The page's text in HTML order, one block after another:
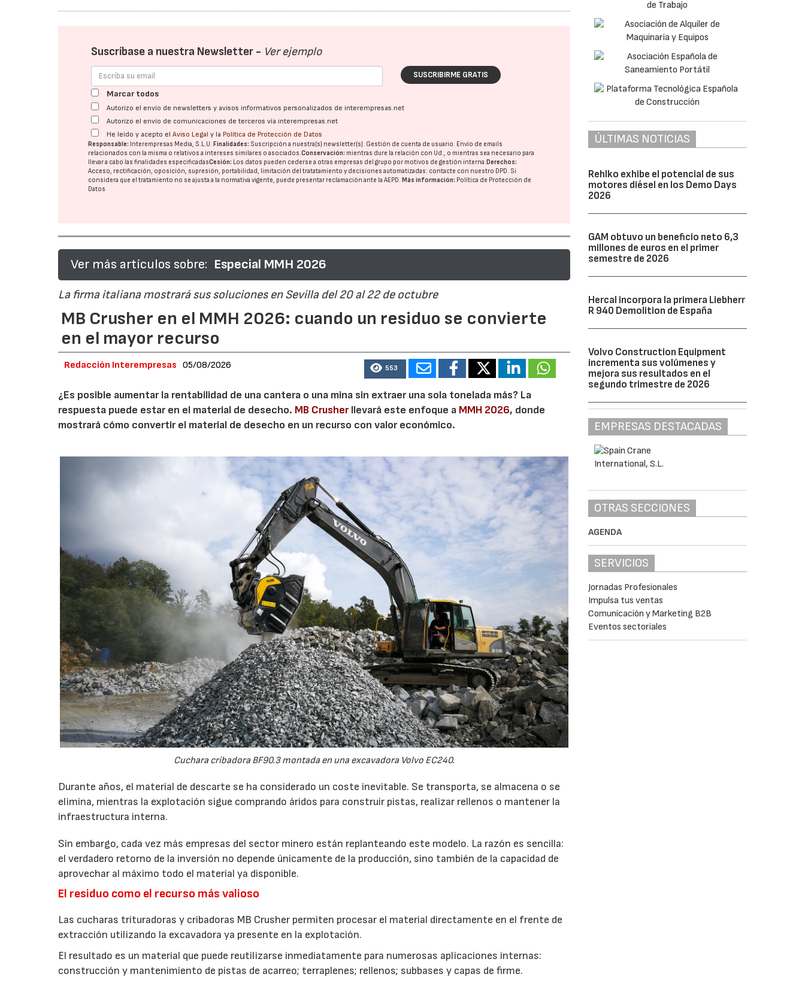
Suscríbase a nuestra Newsletter - Ver ejemplo
SUSCRIBIRME GRATIS
Marcar todos
Autorizo el envío de newsletters y avisos informativos personalizados de interempresas.net
Autorizo el envío de comunicaciones de terceros vía interempresas.net
He leído y acepto elAviso Legal y la Política de Protección de Datos
Responsable: Interempresas Media, S.L.U.Finalidades: Suscripción a nuestra(s) newsletter(s). Gestión de cuenta de usuario. Envío de emails
relacionados con la misma o relativos a intereses similares o asociados.Conservación: mientras dure la relación con Ud., o mientras sea necesario para
llevar a cabo las finalidades especificadasCesión: Los datos pueden cederse a otras empresas del grupo por motivos de gestión interna.Derechos:
Acceso, rectificación, oposición, supresión, portabilidad, limitación del tratatamiento y decisiones automatizadas: contacte con nuestro DPD. Si
considera que el tratamiento no se ajusta a la normativa vigente, puede presentar reclamación ante laAEPD.Más información: Política de Protección de
Datos
Ver más artículos sobre: Especial MMH 2026
La firma italiana mostrará sus soluciones en Sevilla del 20 al 22 de octubre
MB Crusher en el MMH 2026: cuando un residuo se convierte
en el mayor recurso
Redacción Interempresas 05/08/2026 553
¿Es posible aumentar la rentabilidad de una cantera o una mina sin extraer una sola tonelada más? La
respuesta puede estar en el material de desecho. MB Crusherllevará este enfoque a MMH 2026, donde
mostrará cómo convertir el material de desecho en un recurso con valor económico.
Cuchara cribadora BF90.3 montada en una excavadora Volvo EC240.
Durante años, el material de descarte se ha considerado un coste inevitable. Se transporta, se almacena o se
elimina, mientras la explotación sigue comprando áridos para construir pistas, realizar rellenos o mantener la
infraestructura interna.
Sin embargo, cada vez más empresas del sector minero están replanteando este modelo. La razón es sencilla:
el verdadero retorno de la inversión no depende únicamente de la producción, sino también de la capacidad de
aprovechar al máximo todo el material ya disponible.
El residuo como el recurso más valioso
Las cucharas trituradoras y cribadoras MB Crusher permiten procesar el material directamente en el frente de
extracción utilizando la excavadora ya presente en la explotación.
El resultado es un material que puede reutilizarse inmediatamente para numerosas aplicaciones internas:
construcción y mantenimiento de pistas de acarreo; terraplenes; rellenos; subbases y capas de firme.
ÚLTIMAS NOTICIAS
Rehlko exhibe el potencial de sus
motores diésel en los Demo Days
2026
GAM obtuvo un beneficio neto 6,3
millones de euros en el primer
semestre de 2026
Hercal incorpora la primera Liebherr
R 940 Demolition de España
Volvo Construction Equipment
incrementa sus volúmenes y
mejora sus resultados en el
segundo trimestre de 2026
EMPRESAS DESTACADAS
OTRAS SECCIONES
AGENDA
SERVICIOS
Jornadas Profesionales
Impulsa tus ventas
Comunicación y Marketing B2B
Eventos sectoriales